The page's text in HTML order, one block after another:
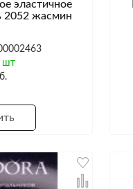
эластичное
2052 жасмин
шт